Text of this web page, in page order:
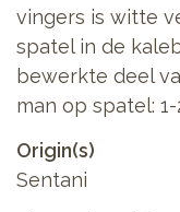
vingers is witte
spatel in de
bewerkte deel
man op spatel: 1-
Origin(s)
Sentani